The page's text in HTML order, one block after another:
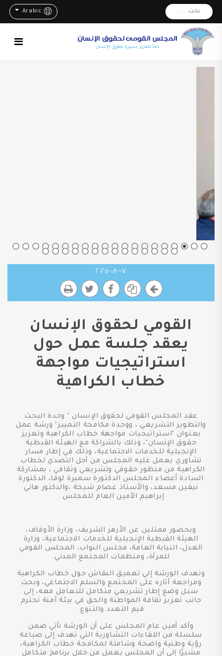
بحث . . . Arabic
٠٧-٠٨-٢٠٢٥
القومي لحقوق الإنسان
يعقد جلسة عمل حول
استراتيجيات مواجهة
خطاب الكراهية
عقد المجلس القومي لحقوق الإنسان " وحدة البحث
والتطوير التشريعي ، ووحدة مكافحة التمييز" ورشة عمل
بعنوان "استراتيجيات مواجهة خطاب الكراهية وتعزيز
حقوق الإنسان"، وذلك بالشراكة مع الهيئة القبطية
الإنجيلية للخدمات الاجتماعية، وذلك في إطار مسار
تشاوري يعمل عليه المجلس من أجل التصدي لخطاب
الكراهية من منظور حقوقي وتشريعي وثقافي ، بمشاركة
السادة أعضاء المجلس الدكتورة سميرة لوقا، الدكتورة
نيفين مسعد، والأستاذ عصام شيحة ،والدكتور هاني
إبراهيم الأمين العام للمجلس .
وبحضور ممثلين عن الأزهر الشريف، وزارة الأوقاف،
الهيئة القبطية الإنجيلية للخدمات الاجتماعية، وزارة
العدل، النيابة العامة، مجلس النواب، المجلس القومي
للمرأة، ومنظمات المجتمع المدني.
وتهدف الورشة إلي تعميق النقاش حول خطاب الكراهية
ومراجعة آثاره على المجتمع والسلم الاجتماعي، وبحث
سبل وضع إطار تشريعي متكامل للتعامل معه، إلى
جانب تعزيز ثقافة المواطنة والحق في بيئة آمنة تحترم
قيم التعدد والتنوع.
وأكد أمين عام المجلس على أن الورشة تأتي ضمن
سلسلة من اللقاءات التشاورية التي تهدف إلى صياغة
رؤية وطنية واضحة وشاملة لمكافحة خطاب الكراهية،
مشيرًا إلى أن المجلس يعمل من خلال برنامج متكامل